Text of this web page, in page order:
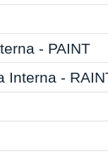
- PAINT
Interna -